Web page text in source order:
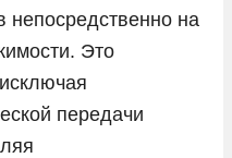
непосредственно на
Это
передачи